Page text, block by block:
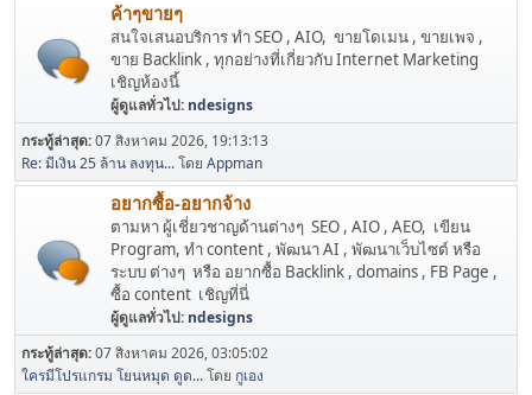
ค้าๆขายๆ
สนใจเสนอบริการ ทำ SEO , AIO, ขายโดเมน , ขายเพจ ,
ขาย Backlink , ทุกอย่างที่เกี่ยวกับ Internet Marketing
เชิญห้องนี้
ผู้ดูแลทั่วไป: ndesigns
กระทู้ล่าสุด:07 สิงหาคม 2026, 19:13:13
Re: มีเงิน 25 ล้าน ลงทุน...โดย Appman
อยากซื้อ-อยากจ้าง
ตามหา ผู้เชี่ยวชาญด้านต่างๆ SEO , AIO , AEO, เขียน
Program, ทำ content , พัฒนา AI , พัฒนาเว็บไซต์ หรือ
ระบบ ต่างๆ หรือ อยากซื้อ Backlink , domains , FB Page ,
ซื้อ content เชิญที่นี่
ผู้ดูแลทั่วไป: ndesigns
กระทู้ล่าสุด:07 สิงหาคม 2026, 03:05:02
ใครมีโปรแกรม โยนหมุด ดูด...โดย กูเอง